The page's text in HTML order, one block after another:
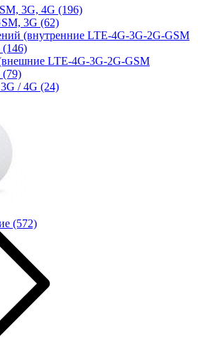
3G, 4G (196)
3G (62)
(внутренние LTE-4G-3G-2G-GSM
(146)
LTE-4G-3G-2G-GSM
(79)
/ 4G (24)
(572)